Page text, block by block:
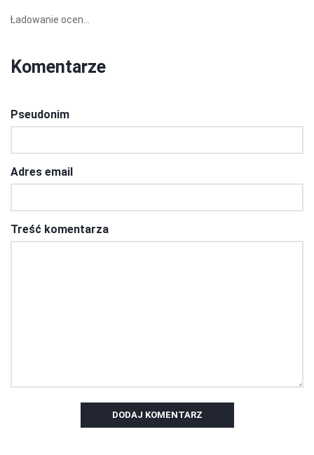
Ładowanie ocen...
Komentarze
Pseudonim
Adres email
Treść komentarza
DODAJ KOMENTARZ